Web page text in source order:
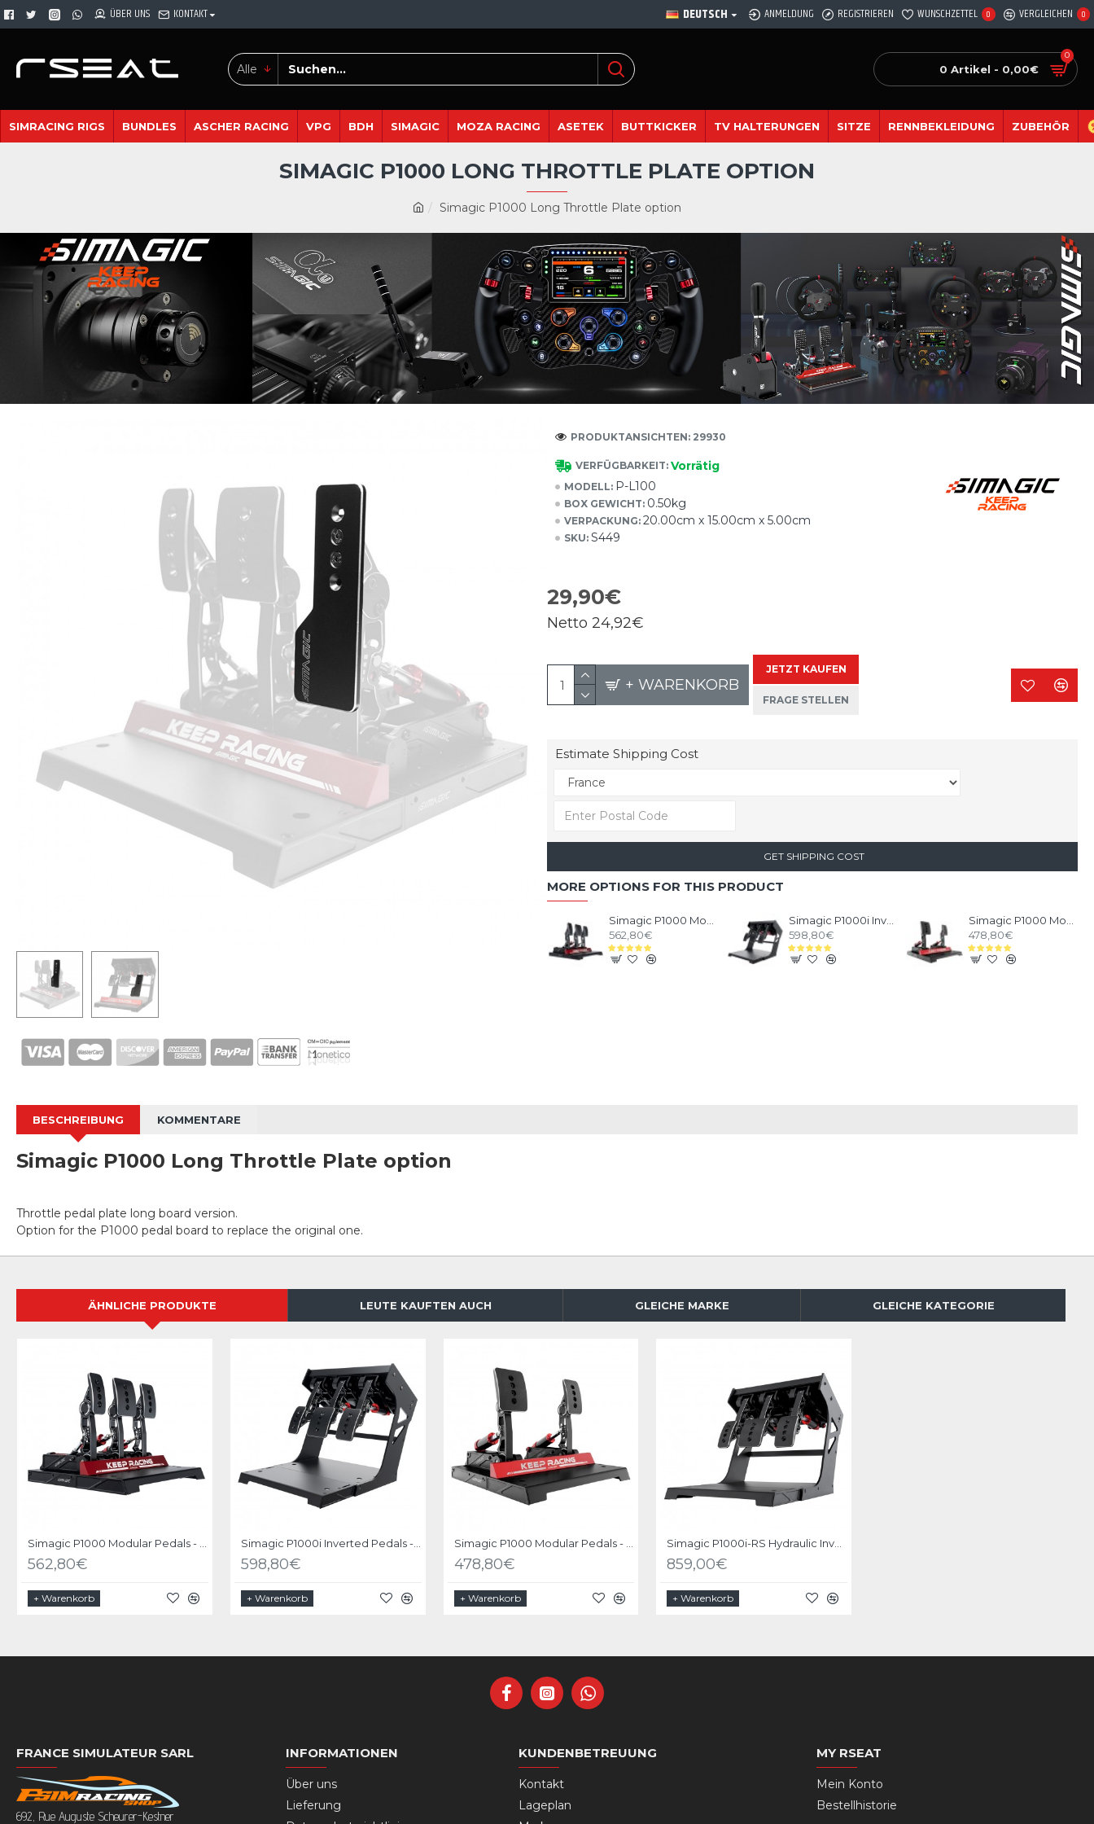
ÜBER UNS KONTAKT DEUTSCH ANMELDUNG REGISTRIEREN WUNSCHZETTEL 0 VERGLEICHEN 0
Alle 0 Artikel - 0,00€
0
SIMRACING RIGS BUNDLES ASCHER RACING VPG BDH SIMAGIC MOZA RACING ASETEK BUTTKICKER TV HALTERUNGEN SITZE RENNBEKLEIDUNG ZUBEHÖR
Simagic P1000 Long Throttle Plate option
SIMAGIC P1000 LONG THROTTLE PLATE OPTION
VERFÜGBARKEIT: Vorrätig
MODELL: P-L100
BOX GEWICHT: 0.50kg
VERPACKUNG: 20.00cm x 15.00cm x 5.00cm
SKU: S449
PRODUKTANSICHTEN: 29930
29,90€
Netto 24,92€
+ WARENKORB
JETZT KAUFEN
FRAGE STELLEN
Estimate Shipping Cost
GET SHIPPING COST
MORE OPTIONS FOR THIS PRODUCT
562,80€
Simagic P1000i Inverted Pedals - 3 Pedals set Inverted
598,80€
478,80€
BESCHREIBUNG KOMMENTARE
Simagic P1000 Long Throttle Plate option
Throttle pedal plate long board version.
Option for the P1000 pedal board to replace the original one.
ÄHNLICHE PRODUKTE LEUTE KAUFTEN AUCH GLEICHE MARKE GLEICHE KATEGORIE
562,80€
+ Warenkorb
Simagic P1000i Inverted Pedals - 3 Pedals set Inverted
598,80€
+ Warenkorb
478,80€
+ Warenkorb
859,00€
+ Warenkorb
FRANCE SIMULATEUR SARL
692, Rue Auguste Scheurer-Kestner
INFORMATIONEN
Über uns
Lieferung
KUNDENBETREUUNG
Kontakt
Lageplan
MY RSEAT
Mein Konto
Bestellhistorie